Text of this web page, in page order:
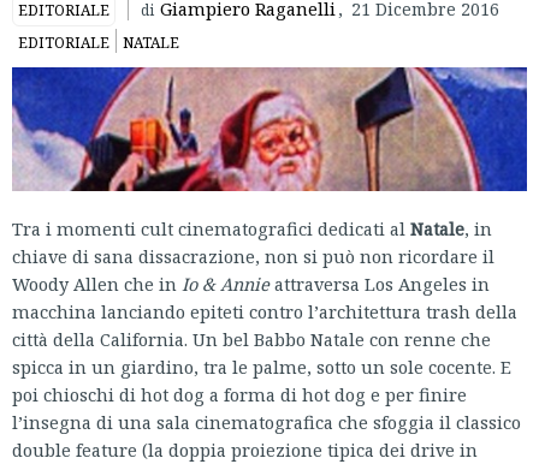
EDITORIALE di Giampiero Raganelli, 21 Dicembre 2016
EDITORIALE NATALE
Tra i momenti cult cinematografici dedicati al Natale, in
chiave di sana dissacrazione, non si può non ricordare il
Woody Allen che in Io & Annieattraversa Los Angeles in
macchina lanciando epiteti contro l’architettura trash della
città della California. Un bel Babbo Natale con renne che
spicca in un giardino, tra le palme, sotto un sole cocente. E
poi chioschi di hot dog a forma di hot dog e per finire
l’insegna di una sala cinematografica che sfoggia il classico
double feature (la doppia proiezione tipica dei drive in